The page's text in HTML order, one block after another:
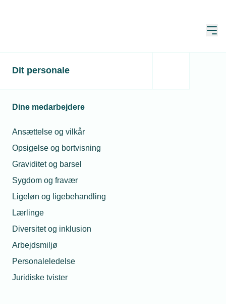
Dit personale
Dine medarbejdere
Ansættelse og vilkår
Opsigelse og bortvisning
Graviditet og barsel
Sygdom og fravær
Ligeløn og ligebehandling
Lærlinge
Diversitet og inklusion
Arbejdsmiljø
Personaleledelse
Juridiske tvister
15 mio. kr. i bonus for at
elektriker eller vvs’er på
Sjælland
Publiceret: 13. nov. 2023